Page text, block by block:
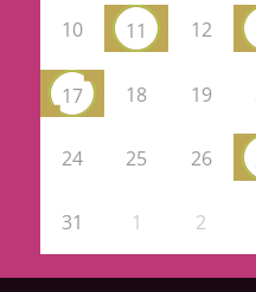
10 11 12
17 18 19
24 25 26
31 1 2